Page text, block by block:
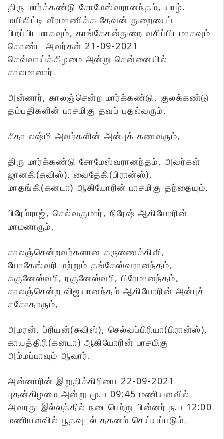
திரு மார்க்கண்டு சோமேஸ்வரானந்தம், யாழ்.
மயிலிட்டி வீரமாணிக்க தேவன் துறையைப்
பிறப்பிடமாகவும், காங்கேசன்துறை வசிப்பிடமாகவும்
கொண்ட அவர்கள் 21-09-2021
செவ்வாய்க்கிழமை அன்று சென்னையில்
காலமானார்.
அன்னார், காலஞ்சென்ற மார்க்கண்டு, குலக்கண்டு
தம்பதிகளின் பாசமிகு தவப் புதல்வரும்,
சீதா லஷ்மி அவர்களின் அன்புக் கணவரும்,
திரு மார்க்கண்டு சோமேஸ்வரானந்தம், அவர்கள்
ஜானகி(சுவிஸ்), வைதேகி(பிரான்ஸ்),
மாதங்கி(கனடா) ஆகியோரின் பாசமிகு தந்தையும்,
பிரேம்ராஜ், செல்வகுமார், நிரேஷ் ஆகியோரின்
மாமனாரும்,
காலஞ்சென்றவர்களான கருணைக்கிளி,
யோகேஸ்வரி மற்றும் தங்கேஸ்வரானந்தம்,
சுகுனேஸ்வரி, ரகுனேஸ்வரி, பிரேமானந்தம்,
காலஞ்சென்ற விஜயானந்தம் ஆகியோரின் அன்புச்
சகோதரரும்,
அமரன், ப்ரியன்(சுவிஸ்), செல்வப்பிரியா(பிரான்ஸ்),
காயத்திரி(கனடா) ஆகியோரின் பாசமிகு
அம்மப்பாவும் ஆவார்.
அன்னாரின் இறுதிக்கிரியை 22-09-2021
புதன்கிழமை அன்று மு.ப 09:45 மணியளவில்
அவரது இல்லத்தில் நடைபெற்று பின்னர் ந.ப 12:00
மணியளவில் பூதவுடல் தகனம் செய்யப்படும்.